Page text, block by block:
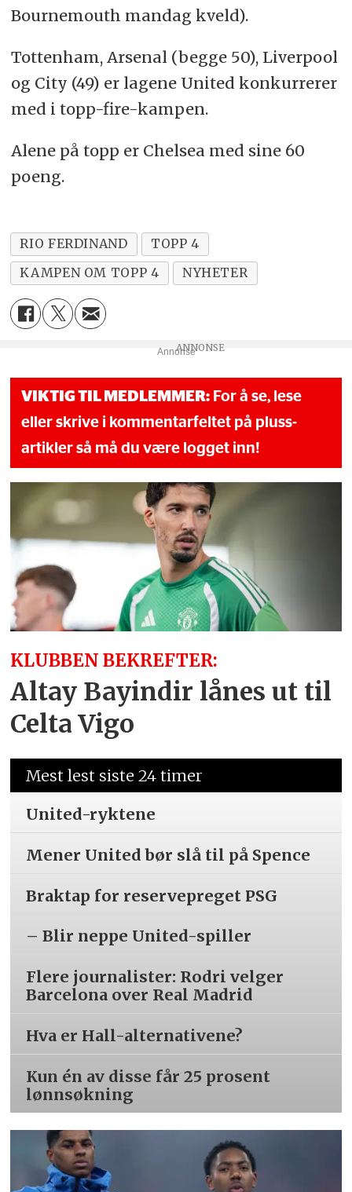
Bournemouth mandag kveld).
Tottenham, Arsenal (begge 50), Liverpool
og City (49) er lagene United konkurrerer
med i topp-fire-kampen.
Alene på topp er Chelsea med sine 60
poeng.
RIO FERDINAND
TOPP 4
KAMPEN OM TOPP 4
NYHETER
Annonse
VIKTIG TIL MEDLEMMER: For å se, lese
eller skrive i kommentarfeltet på pluss-
artikler så må du være logget inn!
KLUBBEN BEKREFTER:
Altay Bayindir lånes ut til
Celta Vigo
Mest lest siste 24 timer
United-ryktene
Mener United bør slå til på Spence
Braktap for reservepreget PSG
– Blir neppe United-spiller
Flere journalister: Rodri velger
Barcelona over Real Madrid
Hva er Hall-alternativene?
Kun én av disse får 25 prosent
lønnsøkning